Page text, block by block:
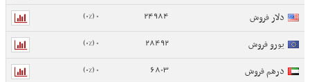
دلار فروش 24984
0 (0%)
یورو فروش 28492
0 (0%)
درهم فروش 6803
0 (0%)